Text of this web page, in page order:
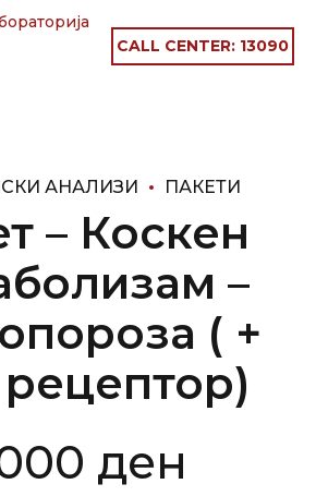
CALL CENTER: 13090
АНАЛИЗИ ПАКЕТИ
– Коскен
–
( +
ден